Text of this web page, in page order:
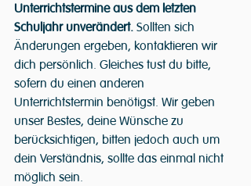
Unterrichtstermine aus dem letzten
Schuljahr unverändert. Sollten sich
Änderungen ergeben, kontaktieren wir
dich persönlich. Gleiches tust du bitte,
sofern du einen anderen
Unterrichtstermin benötigst. Wir geben
unser Bestes, deine Wünsche zu
berücksichtigen, bitten jedoch auch um
dein Verständnis, sollte das einmal nicht
möglich sein.